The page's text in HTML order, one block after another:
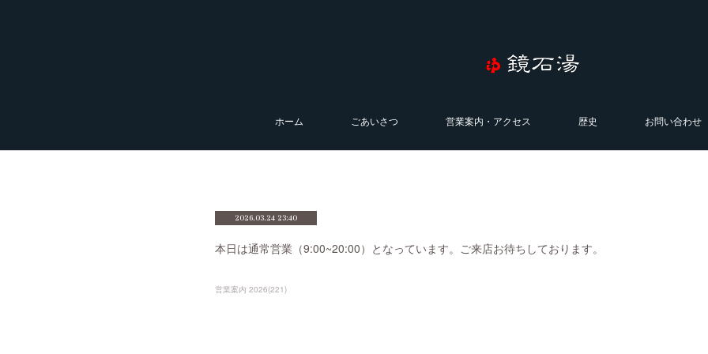
ホーム ごあいさつ 営業案内・アクセス 歴史 お問い合わせ
2026.03.24 23:40
本日は通常営業（9:00~20:00）となっています。ご来店お待ちしております。
営業案内 2026(221)